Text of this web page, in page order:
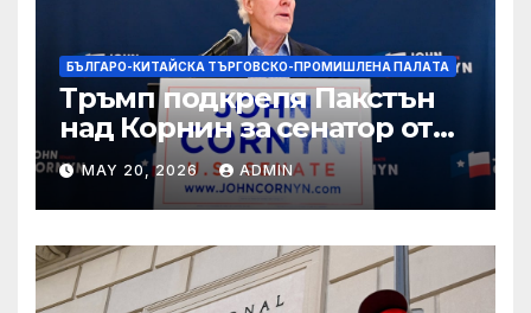
БЪЛГАРО-КИТАЙСКА ТЪРГОВСКО-ПРОМИШЛЕНА ПАЛAТА
Тръмп подкрепя Пакстън
над Корнин за сенатор от
Тексас в шокираща
подкрепа
MAY 20, 2026 ADMIN